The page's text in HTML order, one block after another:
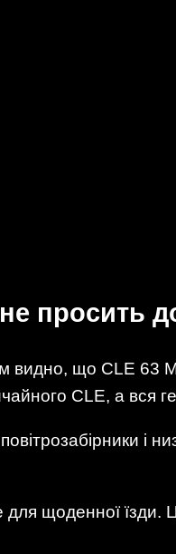
просить
видно, що CLE 63
CLE, а вся
і
щоденної їзди.